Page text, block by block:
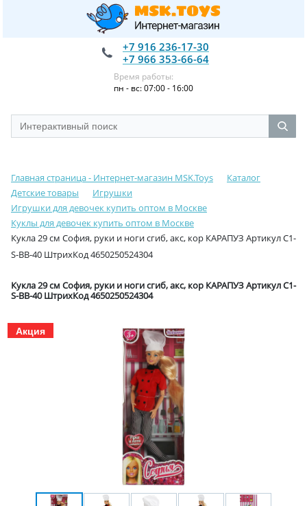
+7 916 236-17-30
+7 966 353-66-64
Время работы:
пн - вс: 07:00 - 16:00
Главная страница - Интернет-магазин MSK.Toys
Каталог
Детские товары
Игрушки
Игрушки для девочек купить оптом в Москве
Куклы для девочек купить оптом в Москве
Кукла 29 см София, руки и ноги сгиб, акс, кор КАРАПУЗ Артикул C1-
S-BB-40 ШтрихКод 4650250524304
Кукла 29 см София, руки и ноги сгиб, акс, кор КАРАПУЗ Артикул C1-
S-BB-40 ШтрихКод 4650250524304
Акция